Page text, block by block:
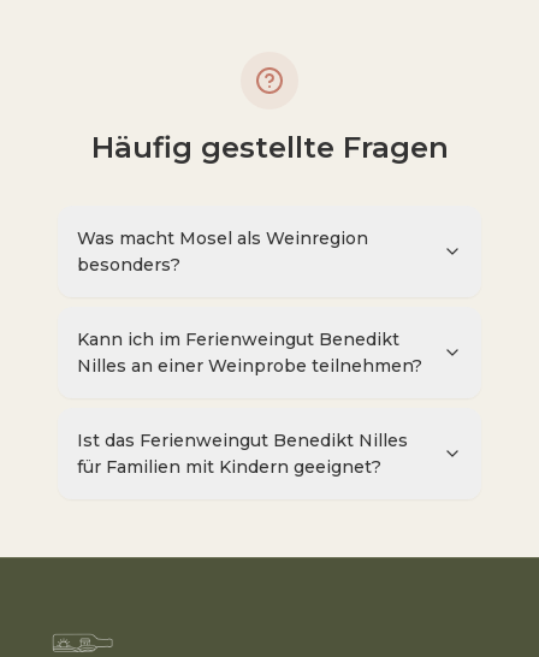
Häufig gestellte Fragen
Was macht Mosel als Weinregion
besonders?
Kann ich im Ferienweingut Benedikt
Nilles an einer Weinprobe teilnehmen?
Ist das Ferienweingut Benedikt Nilles
für Familien mit Kindern geeignet?